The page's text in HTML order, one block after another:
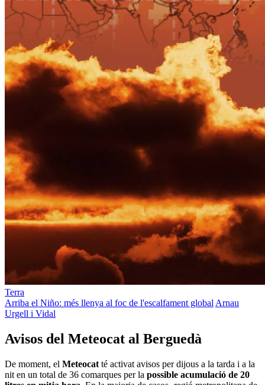
Terra
Arriba el Niño: més llenya al foc de l'escalfament globalArnau
Urgell i Vidal
Avisos del Meteocat al Berguedà
De moment, el Meteocat té activat avisos per dijous a la tarda i a la
nit en un total de 36 comarques per la possible acumulació de 20